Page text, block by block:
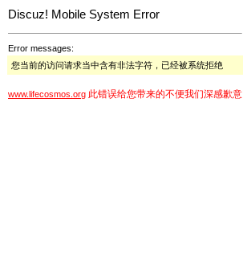
Discuz! Mobile System Error
Error messages:
您当前的访问请求当中含有非法字符，已经被系统拒绝
www.lifecosmos.org 此错误给您带来的不便我们深感歉意